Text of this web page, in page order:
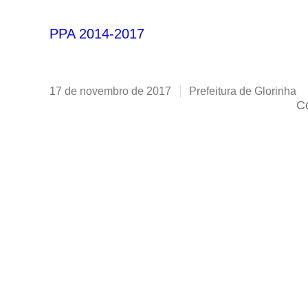
PPA 2014-2017
17 de novembro de 2017 Prefeitura de Glorinha